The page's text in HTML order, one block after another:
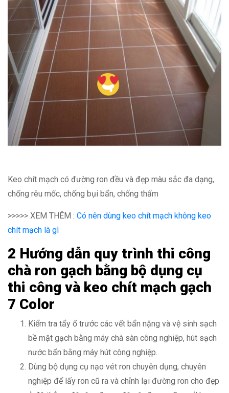
Keo chít mạch có đường ron đều và đẹp màu sắc đa dạng,
chống rêu mốc, chống bụi bẩn, chống thấm
>>>>> XEM THÊM : Có nên dùng keo chít mạch không keo
chít mạch là gì
2 Hướng dẫn quy trình thi công
chà ron gạch bằng bộ dụng cụ
thi công và keo chít mạch gạch
7 Color
Kiểm tra tẩy ố trước các vết bẩn nặng và vệ sinh sạch
bề mặt gạch bằng máy chà sàn công nghiệp, hút sạch
nước bẩn bằng máy hút công nghiệp.
Dùng bộ dụng cụ nạo vét ron chuyên dụng, chuyên
nghiệp để lấy ron cũ ra và chỉnh lại đường ron cho đẹp